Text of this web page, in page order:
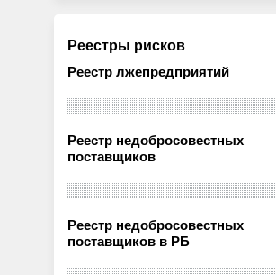
Реестры рисков
Реестр лжепредприятий
Реестр недобросовестных
поставщиков
Реестр недобросовестных
поставщиков в РБ